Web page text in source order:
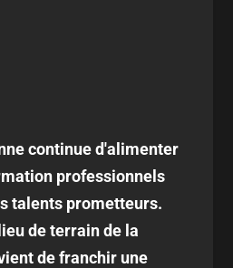
continue d'alimenter
professionnels
talents prometteurs.
de terrain de la
de franchir une